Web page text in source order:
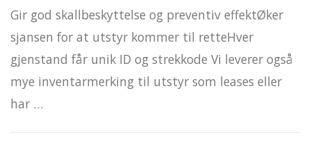
Gir god skallbeskyttelse og preventiv effektØker
sjansen for at utstyr kommer til retteHver
gjenstand får unik ID og strekkode Vi leverer også
mye inventarmerking til utstyr som leases eller
har …